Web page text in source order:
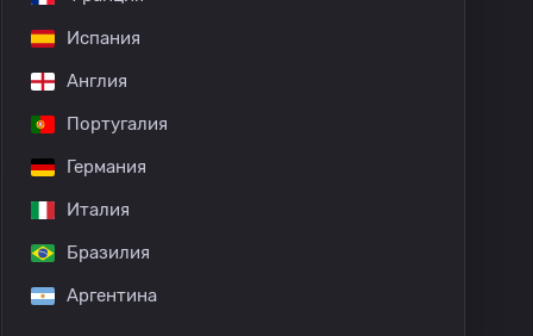
Испания
Англия
Португалия
Германия
Италия
Бразилия
Аргентина